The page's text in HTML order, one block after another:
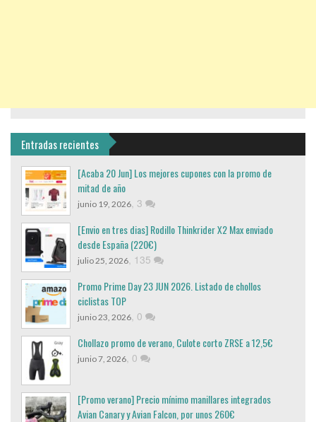
Entradas recientes
[Acaba 20 Jun] Los mejores cupones con la promo de
mitad de año
junio 19, 2026, 3
[Envio en tres dias] Rodillo Thinkrider X2 Max enviado
desde España (220€)
julio 25, 2026, 135
Promo Prime Day 23 JUN 2026. Listado de chollos
ciclistas TOP
junio 23, 2026, 0
Chollazo promo de verano, Culote corto ZRSE a 12,5€
junio 7, 2026, 0
[Promo verano] Precio mínimo manillares integrados
Avian Canary y Avian Falcon, por unos 260€